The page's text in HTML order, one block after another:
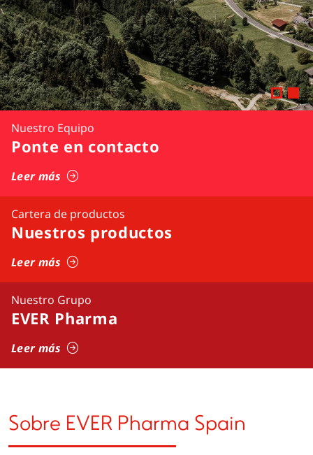
Nuestro Equipo
Ponte en contacto
Leer más
Cartera de productos
Nuestros productos
Leer más
Nuestro Grupo
EVER Pharma
Leer más
Sobre EVER Pharma Spain